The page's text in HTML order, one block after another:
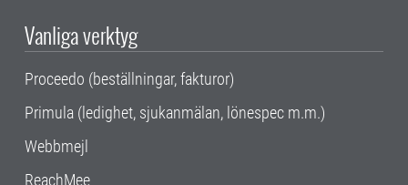
Vanliga verktyg
Proceedo (beställningar, fakturor)
Primula (ledighet, sjukanmälan, lönespec m.m.)
Webbmejl
ReachMee